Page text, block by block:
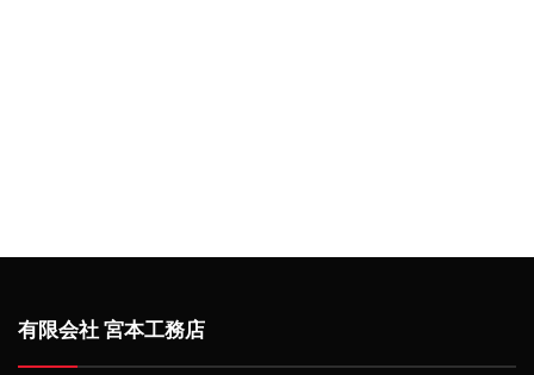
有限会社 宮本工務店